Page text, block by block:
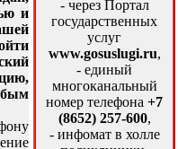
и
- через Портал
государственных
услуг
www.gosuslugi.ru,
- единый
многоканальный
номер телефона +7
(8652) 257-600,
- инфомат в холле